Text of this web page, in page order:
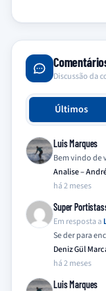
Discussão da
Últimos
Luis Marques
Bem vindo de
Analise –
há 2 meses
Super
Em resposta a
Se der para
Deniz Gül
há 2 meses
Luis Marques